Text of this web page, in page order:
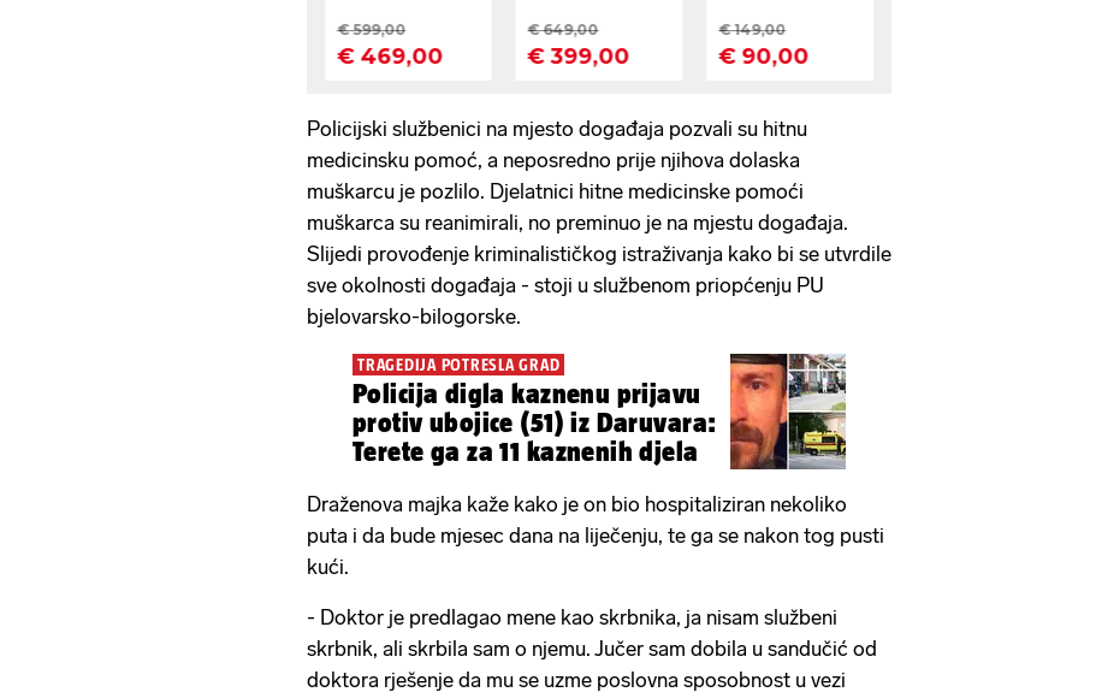
Policijski službenici na mjesto događaja pozvali su hitnu
medicinsku pomoć, a neposredno prije njihova dolaska
muškarcu je pozlilo. Djelatnici hitne medicinske pomoći
muškarca su reanimirali, no preminuo je na mjestu događaja.
Slijedi provođenje kriminalističkog istraživanja kako bi se utvrdile
sve okolnosti događaja - stoji u službenom priopćenju PU
bjelovarsko-bilogorske.
TRAGEDIJA POTRESLA GRAD
Policija digla kaznenu prijavu
protiv ubojice (51) iz Daruvara:
Terete ga za 11 kaznenih djela
Draženova majka kaže kako je on bio hospitaliziran nekoliko
puta i da bude mjesec dana na liječenju, te ga se nakon tog pusti
kući.
- Doktor je predlagao mene kao skrbnika, ja nisam službeni
skrbnik, ali skrbila sam o njemu. Jučer sam dobila u sandučić od
doktora rješenje da mu se uzme poslovna sposobnost u vezi